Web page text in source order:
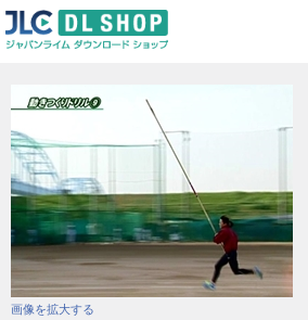
画像を拡大する